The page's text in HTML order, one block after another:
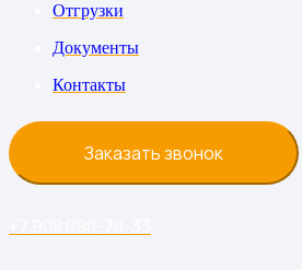
Отгрузки
Документы
Контакты
Заказать звонок